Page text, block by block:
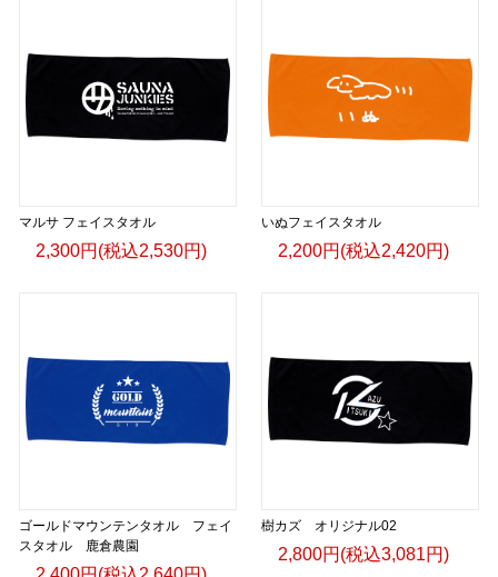
マルサ フェイスタオル
2,300円(税込2,530円)
いぬフェイスタオル
2,200円(税込2,420円)
ゴールドマウンテンタオル フェイ
スタオル 鹿倉農園
樹カズ オリジナル02
2,800円(税込3,081円)